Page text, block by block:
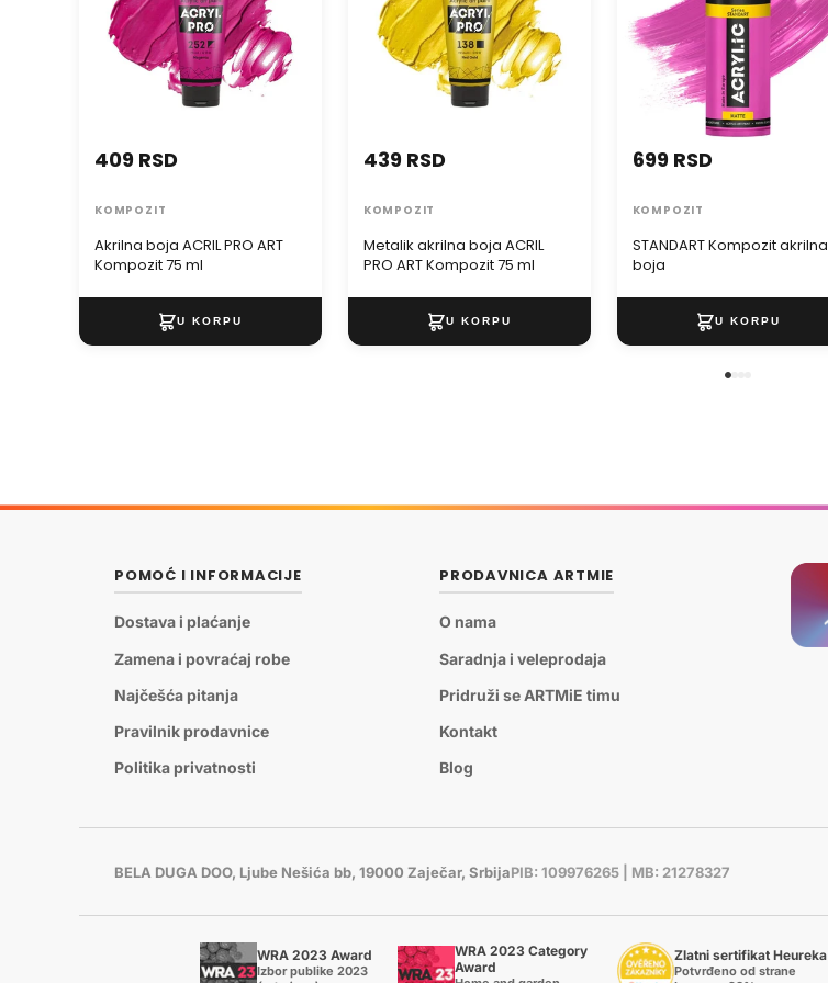
Akrilna boja ACRIL PRO ART
Kompozit 75 ml
409 RSD
KOMPOZIT
Metalik akrilna boja ACRIL
PRO ART Kompozit 75 ml
439 RSD
KOMPOZIT
STANDART Kompozit akrilna
boja
699 RSD
KOMPOZIT
POMOĆ I INFORMACIJE
Dostava i plaćanje
Zamena i povraćaj robe
Najčešća pitanja
Pravilnik prodavnice
Politika privatnosti
PRODAVNICA ARTMIE
O nama
Saradnja i veleprodaja
Pridruži se ARTMiE timu
Kontakt
Blog
BELA DUGA DOO, Ljube Nešića bb, 19000 Zaječar, SrbijaPIB: 109976265 | MB: 21278327
WRA 2023 Award
Izbor publike 2023
WRA 2023 Category
Award
Zlatni sertifikat Heureka
Potvrđeno od strane